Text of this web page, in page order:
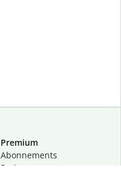
Premium
Abon­ne­ments
Preise